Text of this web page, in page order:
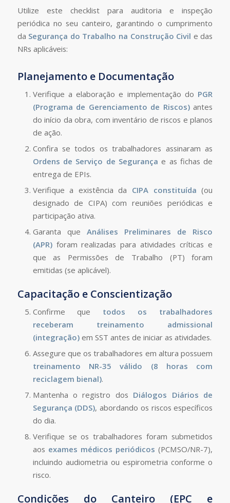
Utilize este checklist para auditoria e inspeção
periódica no seu canteiro, garantindo o cumprimento
da Segurança do Trabalho na Construção Civil e das
NRs aplicáveis:
Planejamento e Documentação
Verifique a elaboração e implementação do PGR
(Programa de Gerenciamento de Riscos)antes
do início da obra, com inventário de riscos e planos
de ação.
Confira se todos os trabalhadores assinaram as
Ordens de Serviço de Segurança e as fichas de
entrega de EPIs.
Verifique a existência da CIPA constituída (ou
designado de CIPA) com reuniões periódicas e
participação ativa.
Garanta que Análises Preliminares de Risco
(APR)foram realizadas para atividades críticas e
que as Permissões de Trabalho (PT) foram
emitidas (se aplicável).
Capacitação e Conscientização
Confirme que todos os trabalhadores
receberam treinamento admissional
(integração)em SST antes de iniciar as atividades.
Assegure que os trabalhadores em altura possuem
treinamento NR-35 válido (8 horas com
reciclagem bienal).
Mantenha o registro dos Diálogos Diários de
Segurança (DDS), abordando os riscos específicos
do dia.
Verifique se os trabalhadores foram submetidos
aos exames médicos periódicos (PCMSO/NR-7),
incluindo audiometria ou espirometria conforme o
risco.
Condições do Canteiro (EPC e